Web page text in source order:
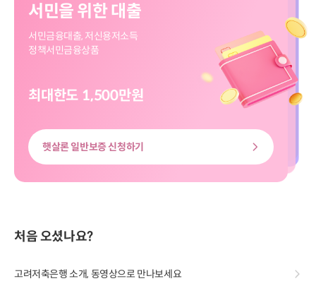
서민을 위한 대출
서민금융대출, 저신용저소득
정책서민금융상품
최대한도 1,500만원
햇살론 일반보증 신청하기
직장인 신규대출
대출신청부터 송금까지
쉽고 빠르게
최대한도 8천만원
신용대출 신청하기
보고파플러스 파킹통장
입출금 자유!
하루만 맡겨도 이자가 쏠쏠
최고 3.20%
마이버킷 정기적금
나의 버킷리스트를 이뤄줄
마이버킷 정기적금
최고금리 3.00%
마이버킷정기적금 살펴보기
서민을 위한 대출
최대한도 1,500만원
햇살론 일반보증 신청하기
직장인 신규대출
최대한도 8천만원
신용대출 신청하기
처음 오셨나요?
고려저축은행 소개, 동영상으로 만나보세요